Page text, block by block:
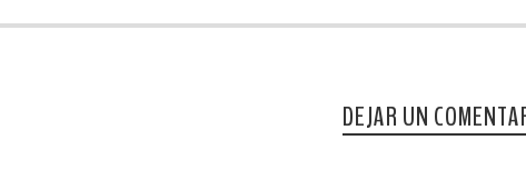
DEJAR UN